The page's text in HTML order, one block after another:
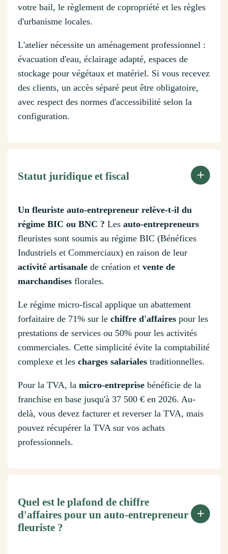
votre bail, le règlement de copropriété et les règles
d'urbanisme locales.
L'atelier nécessite un aménagement professionnel :
évacuation d'eau, éclairage adapté, espaces de
stockage pour végétaux et matériel. Si vous recevez
des clients, un accès séparé peut être obligatoire,
avec respect des normes d'accessibilité selon la
configuration.
Statut juridique et fiscal
Un fleuriste auto-entrepreneur relève-t-il du
régime BIC ou BNC ? Les auto-entrepreneurs
fleuristes sont soumis au régime BIC (Bénéfices
Industriels et Commerciaux) en raison de leur
activité artisanale de création et vente de
marchandises florales.
Le régime micro-fiscal applique un abattement
forfaitaire de 71% sur le chiffre d'affaires pour les
prestations de services ou 50% pour les activités
commerciales. Cette simplicité évite la comptabilité
complexe et les charges salariales traditionnelles.
Pour la TVA, la micro-entreprise bénéficie de la
franchise en base jusqu'à 37 500 € en 2026. Au-
delà, vous devez facturer et reverser la TVA, mais
pouvez récupérer la TVA sur vos achats
professionnels.
Quel est le plafond de chiffre
d'affaires pour un auto-entrepreneur
fleuriste ?